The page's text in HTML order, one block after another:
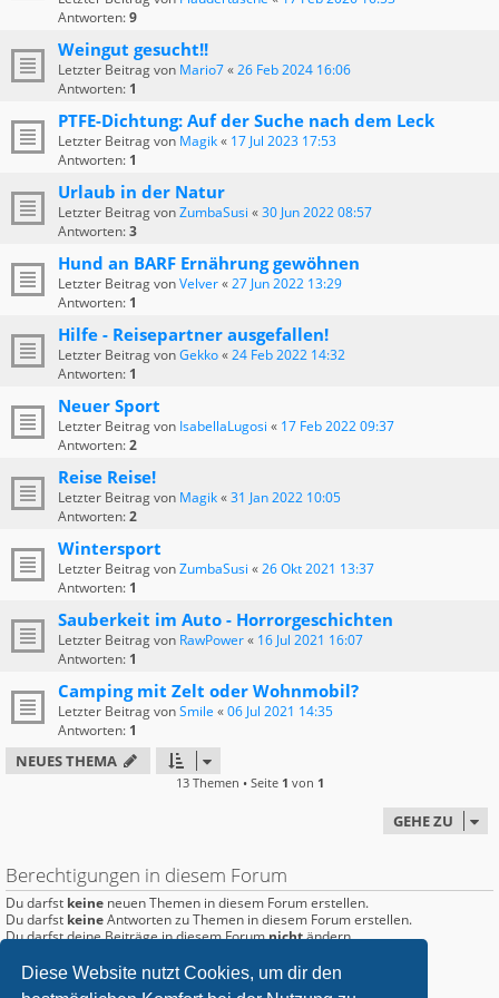
Diese Website nutzt Cookies, um dir den
Antworten:9
Weingut gesucht!!
Letzter Beitrag von Mario7«26 Feb 2024 16:06
Antworten: 1
PTFE-Dichtung: Auf der Suche nach dem Leck
Letzter Beitrag von Magik« 17 Jul 2023 17:53
Antworten: 1
Urlaub in der Natur
Letzter Beitrag vonZumbaSusi «30 Jun 2022 08:57
Antworten:3
Hund an BARF Ernährung gewöhnen
Letzter Beitrag vonVelver«27 Jun 2022 13:29
Antworten: 1
Hilfe - Reisepartner ausgefallen!
Letzter Beitrag vonGekko«24 Feb 2022 14:32
Antworten: 1
Neuer Sport
Letzter Beitrag von IsabellaLugosi « 17 Feb 2022 09:37
Antworten:2
Reise Reise!
Letzter Beitrag von Magik«31 Jan 2022 10:05
Antworten:2
Wintersport
Letzter Beitrag vonZumbaSusi «26 Okt 2021 13:37
Antworten: 1
Sauberkeit im Auto - Horrorgeschichten
Letzter Beitrag von RawPower« 16 Jul 2021 16:07
Antworten: 1
Camping mit Zelt oder Wohnmobil?
Letzter Beitrag vonSmile «06 Jul 2021 14:35
Antworten: 1
NEUES THEMA
13 Themen • Seite 1 von 1
GEHE ZU
Berechtigungen in diesem Forum
Du darfst keine neuen Themen in diesem Forum erstellen.
Du darfst keineAntworten zu Themen in diesem Forum erstellen.
Du darfst deine Beiträge in diesem Forumnichtändern.
Du darfstkeineDateianhänge in diesem Forum erstellen.